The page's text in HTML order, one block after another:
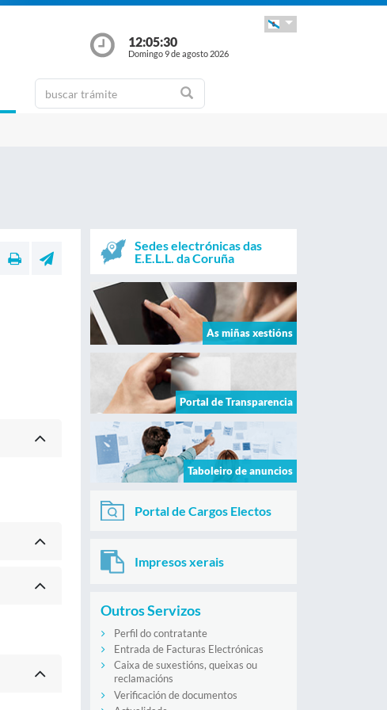
12:05:30
Domingo 9 de agosto 2026
Sedes electrónicas das
E.E.L.L. da Coruña
As miñas xestións
Portal de Transparencia
Taboleiro de anuncios
Portal de Cargos Electos
Impresos xerais
Outros Servizos
Perfil do contratante
Entrada de Facturas Electrónicas
Caixa de suxestións, queixas ou
reclamacións
Verificación de documentos